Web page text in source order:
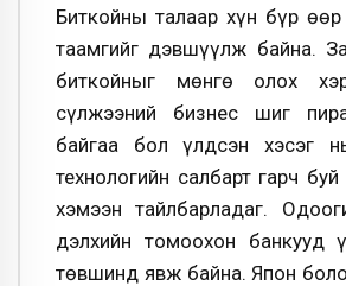
Биткойны талаар хүн бүр өөр
таамгийг дэвшүүлж байна.
биткойныг мөнгө олох
сүлжээний бизнес шиг
байгаа бол үлдсэн хэсэг
технологийн салбарт гарч
хэмээн тайлбарладаг.
дэлхийн томоохон банкууд
төвшинд явж байна. Япон